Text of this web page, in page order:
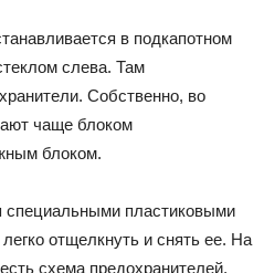
в подкапотном
слева. Там
Собственно, во
чаще блоком
блоком.
пластиковыми
отщелкнуть и снять ее. На
схема предохранителей,